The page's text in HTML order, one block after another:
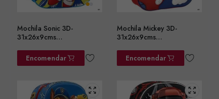
Mochila Sonic 3D-
31x26x9cms
Encomendar
Mochila Mickey 3D-
31x26x9cms
Encomendar